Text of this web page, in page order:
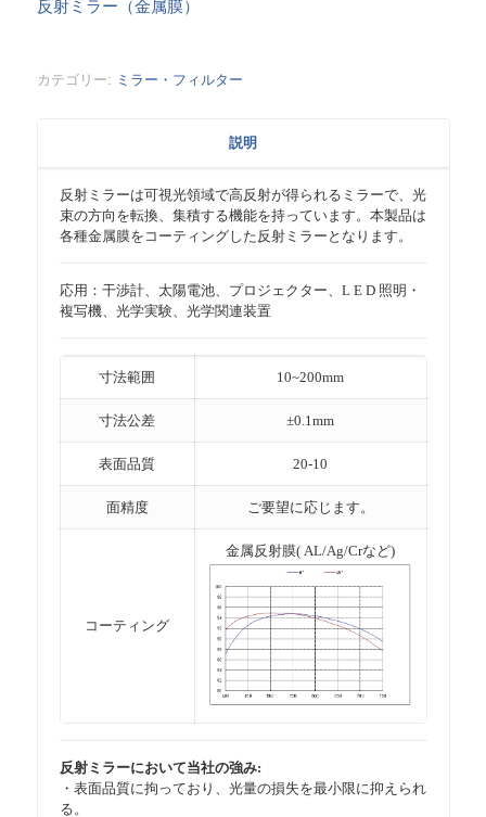
反射ミラー（金属膜）
カテゴリー: ミラー・フィルター
説明
反射ミラーは可視光領域で高反射が得られるミラーで、光
束の方向を転換、集積する機能を持っています。本製品は
各種金属膜をコーティングした反射ミラーとなります。
応用：干渉計、太陽電池、プロジェクター、L E D 照明・
複写機、光学実験、光学関連装置
寸法範囲 10~200mm
寸法公差 ±0.1mm
表面品質 20-10
面精度 ご要望に応じます。
コーティング
金属反射膜( AL/Ag/Crなど)
反射ミラーにおいて当社の強み:
・表面品質に拘っており、光量の損失を最小限に抑えられ
る。